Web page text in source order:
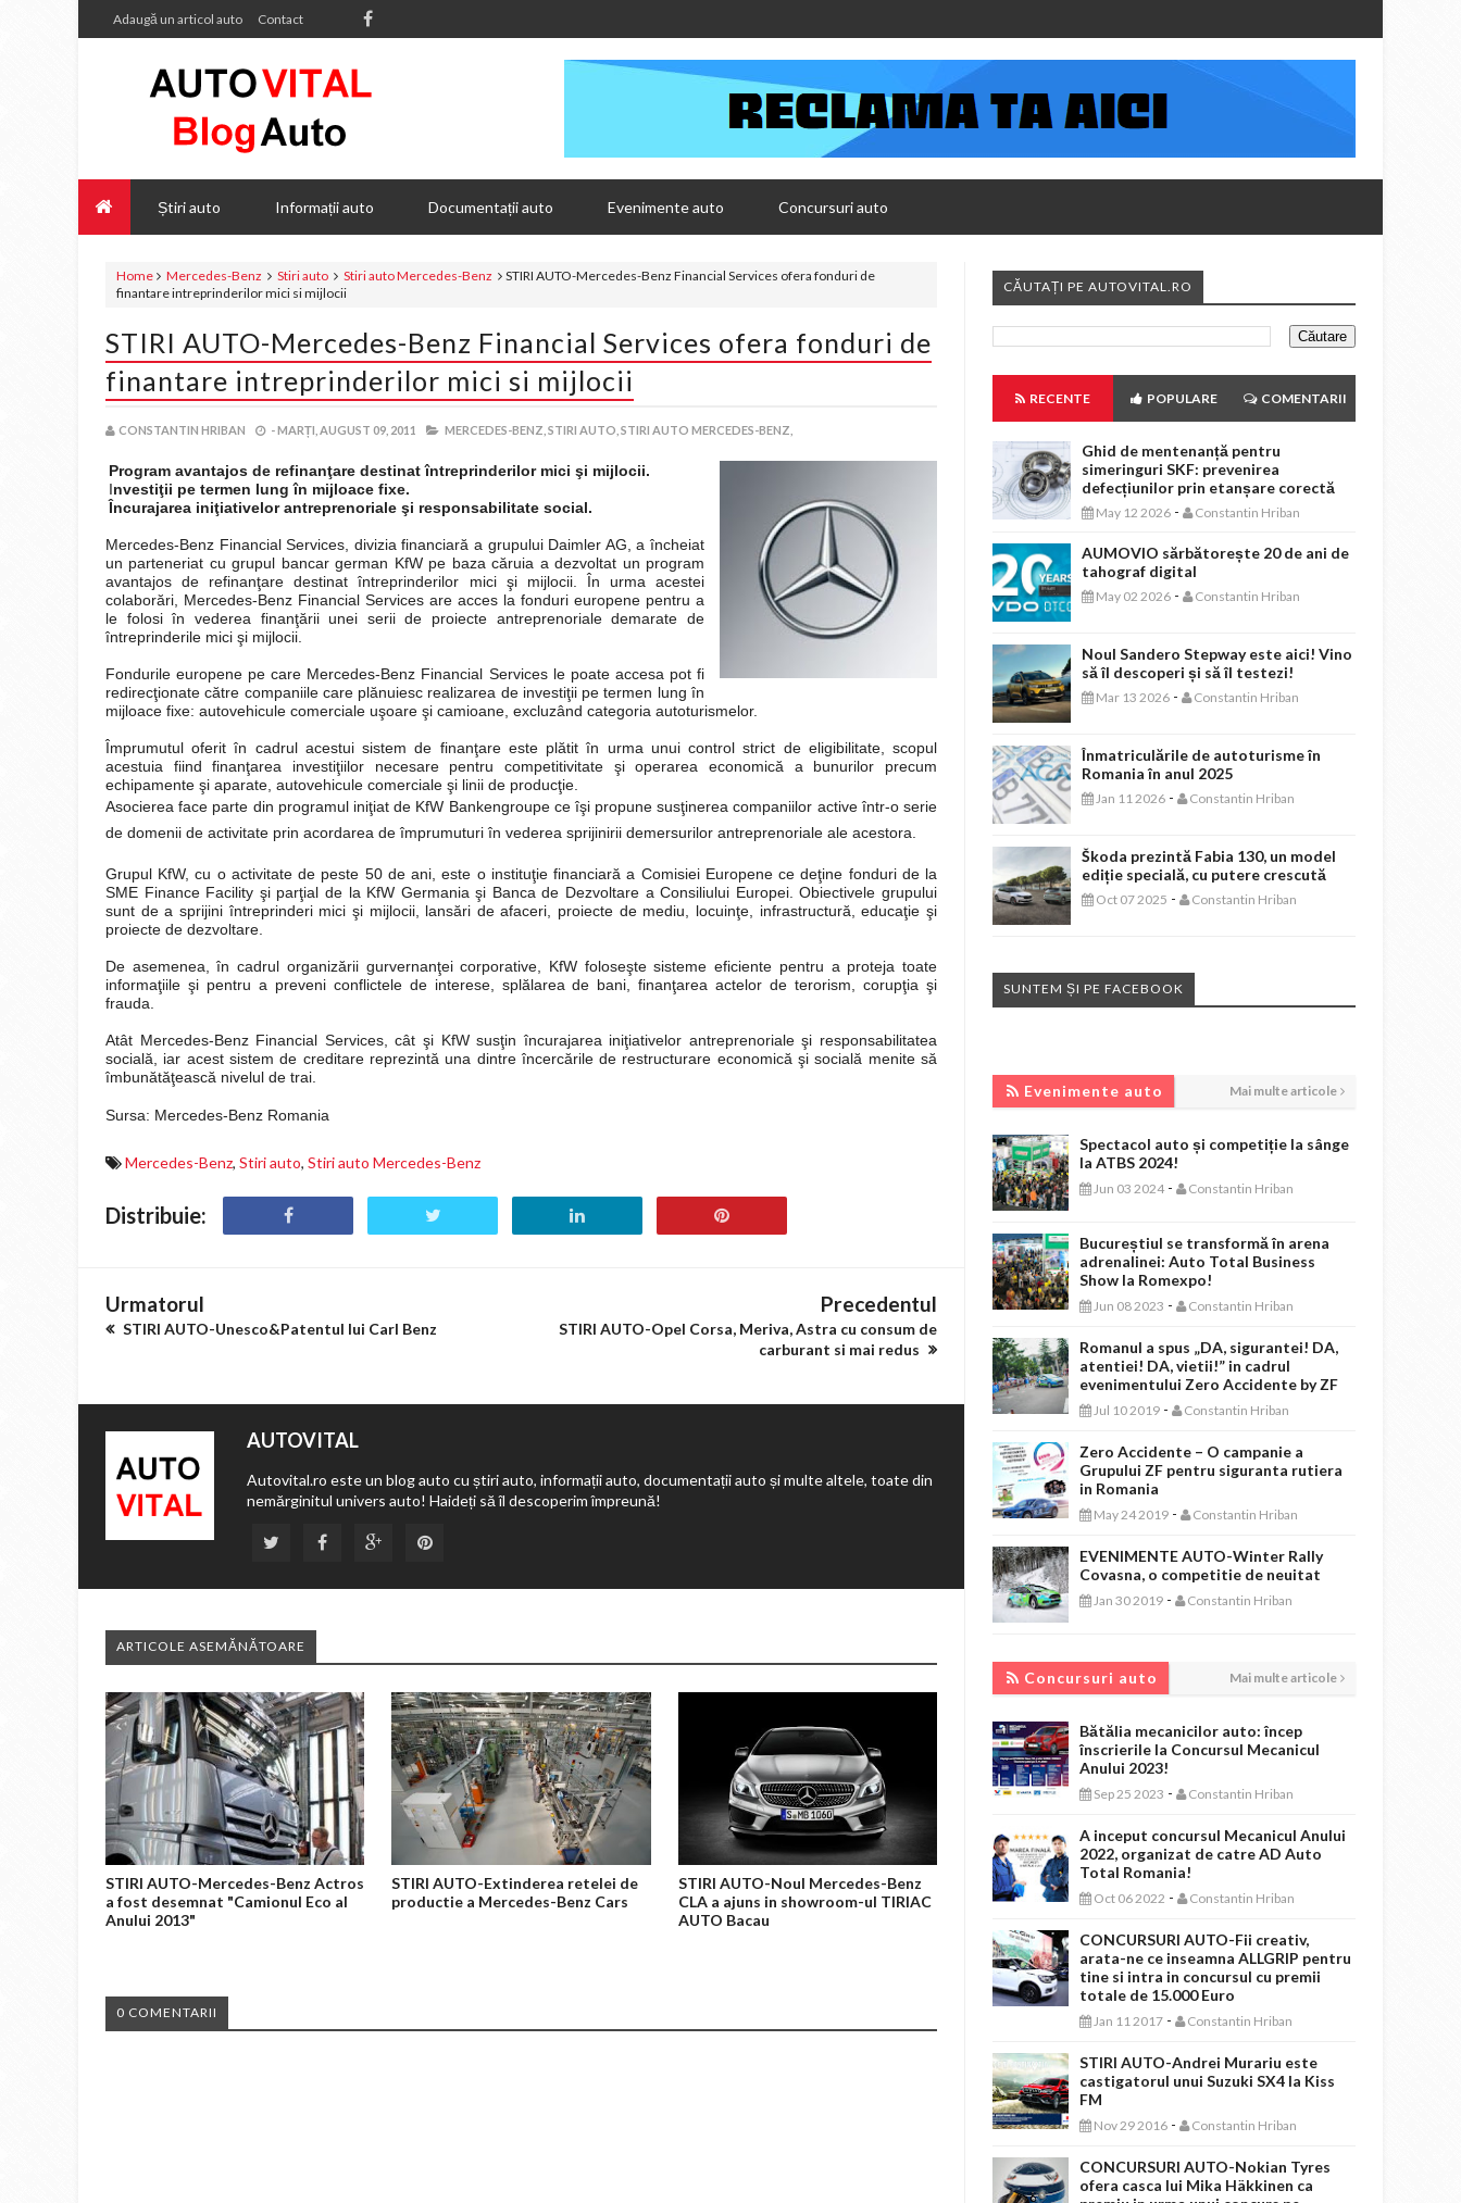
Adaugă un articol auto Contact
Știri auto Informații auto Documentații auto Evenimente auto Concursuri auto
Home Mercedes-Benz Stiri auto Stiri auto Mercedes-Benz
STIRI AUTO-Mercedes-Benz Financial Services ofera fonduri de
finantare intreprinderilor mici si mijlocii
STIRI AUTO-Mercedes-Benz Financial Services ofera fonduri de
finantare intreprinderilor mici si mijlocii
CONSTANTIN HRIBAN -MARȚI, AUGUST 09, 2011 MERCEDES-BENZ, STIRI AUTO, STIRI AUTO MERCEDES-BENZ,
Program avantajos de refinanţare destinat întreprinderilor mici şi mijlocii.
Investiţii pe termen lung în mijloace fixe.
Încurajarea iniţiativelor antreprenoriale şi responsabilitate social.
Mercedes-Benz Financial Services, divizia financiară a grupului Daimler AG, a încheiat
un parteneriat cu grupul bancar german KfW pe baza căruia a dezvoltat un program
avantajos de refinanţare destinat întreprinderilor mici şi mijlocii. În urma acestei
colaborări, Mercedes-Benz Financial Services are acces la fonduri europene pentru a
le folosi în vederea finanţării unei serii de proiecte antreprenoriale demarate de
întreprinderile mici şi mijlocii.
Fondurile europene pe care Mercedes-Benz Financial Services le poate accesa pot fi
redirecţionate către companiile care plănuiesc realizarea de investiţii pe termen lung în
mijloace fixe: autovehicule comerciale uşoare şi camioane, excluzând categoria autoturismelor.
Împrumutul oferit în cadrul acestui sistem de finanţare este plătit în urma unui control strict de eligibilitate, scopul
acestuia fiind finanţarea investiţiilor necesare pentru competitivitate şi operarea economică a bunurilor precum
echipamente şi aparate, autovehicule comerciale şi linii de producţie.
Asocierea face parte din programul iniţiat de KfW Bankengroupe ce îşi propune susţinerea companiilor active într-o serie
de domenii de activitate prin acordarea de împrumuturi în vederea sprijinirii demersurilor antreprenoriale ale acestora.
Grupul KfW, cu o activitate de peste 50 de ani, este o instituţie financiară a Comisiei Europene ce deţine fonduri de la
SME Finance Facility şi parţial de la KfW Germania şi Banca de Dezvoltare a Consiliului Europei. Obiectivele grupului
sunt de a sprijini întreprinderi mici şi mijlocii, lansări de afaceri, proiecte de mediu, locuinţe, infrastructură, educaţie şi
proiecte de dezvoltare.
De asemenea, în cadrul organizării gurvernanţei corporative, KfW foloseşte sisteme eficiente pentru a proteja toate
informaţiile şi pentru a preveni conflictele de interese, splălarea de bani, finanţarea actelor de terorism, corupţia şi
frauda.
Atât Mercedes-Benz Financial Services, cât şi KfW susţin încurajarea iniţiativelor antreprenoriale şi responsabilitatea
socială, iar acest sistem de creditare reprezintă una dintre încercările de restructurare economică şi socială menite să
îmbunătăţească nivelul de trai.
Sursa: Mercedes-Benz Romania
Mercedes-Benz, Stiri auto, Stiri auto Mercedes-Benz
Distribuie:
Urmatorul
STIRI AUTO-Unesco&Patentul lui Carl Benz
Precedentul
STIRI AUTO-Opel Corsa, Meriva, Astra cu consum de
carburant si mai redus
AUTOVITAL
Autovital.ro este un blog auto cu știri auto, informații auto, documentații auto și multe altele, toate din
nemărginitul univers auto! Haideți să îl descoperim împreună!
ARTICOLE ASEMĂNĂTOARE
STIRI AUTO-Mercedes-Benz Actros
a fost desemnat "Camionul Eco al
Anului 2013"
STIRI AUTO-Extinderea retelei de
productie a Mercedes-Benz Cars
STIRI AUTO-Noul Mercedes-Benz
CLA a ajuns in showroom-ul TIRIAC
AUTO Bacau
0 COMENTARII
CĂUTAȚI PE AUTOVITAL.RO
RECENTE POPULARE COMENTARII
Ghid de mentenanță pentru
simeringuri SKF: prevenirea
defecțiunilor prin etanșare corectă
May 12 2026 - Constantin Hriban
AUMOVIO sărbătorește 20 de ani de
tahograf digital
May 02 2026 - Constantin Hriban
Noul Sandero Stepway este aici! Vino
să îl descoperi și să îl testezi!
Mar 13 2026 - Constantin Hriban
Înmatriculările de autoturisme în
Romania în anul 2025
Jan 11 2026 - Constantin Hriban
Škoda prezintă Fabia 130, un model
ediție specială, cu putere crescută
Oct 07 2025 - Constantin Hriban
SUNTEM ȘI PE FACEBOOK
Evenimente auto Mai multe articole
Spectacol auto și competiție la sânge
la ATBS 2024!
Jun 03 2024 - Constantin Hriban
Bucureștiul se transformă în arena
adrenalinei: Auto Total Business
Show la Romexpo!
Jun 08 2023 - Constantin Hriban
Romanul a spus „DA, sigurantei! DA,
atentiei! DA, vietii!” in cadrul
evenimentului Zero Accidente by ZF
Jul 10 2019 - Constantin Hriban
Zero Accidente – O campanie a
Grupului ZF pentru siguranta rutiera
in Romania
May 24 2019 - Constantin Hriban
EVENIMENTE AUTO-Winter Rally
Covasna, o competitie de neuitat
Jan 30 2019 - Constantin Hriban
Concursuri auto Mai multe articole
Bătălia mecanicilor auto: încep
înscrierile la Concursul Mecanicul
Anului 2023!
Sep 25 2023 - Constantin Hriban
A inceput concursul Mecanicul Anului
2022, organizat de catre AD Auto
Total Romania!
Oct 06 2022 - Constantin Hriban
CONCURSURI AUTO-Fii creativ,
arata-ne ce inseamna ALLGRIP pentru
tine si intra in concursul cu premii
totale de 15.000 Euro
Jan 11 2017 - Constantin Hriban
STIRI AUTO-Andrei Murariu este
castigatorul unui Suzuki SX4 la Kiss
FM
Nov 29 2016 - Constantin Hriban
CONCURSURI AUTO-Nokian Tyres
ofera casca lui Mika Häkkinen ca